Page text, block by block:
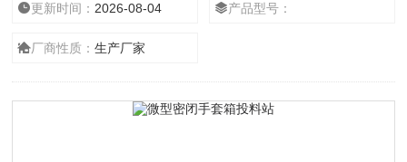
更新时间： 2026-08-04 产品型号：
厂商性质：生产厂家